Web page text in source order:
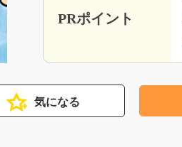
PRポイント
気になる